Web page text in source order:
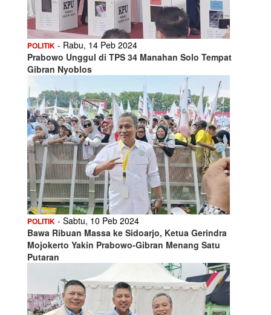
POLITIK - Rabu, 14 Peb 2024
Prabowo Unggul di TPS 34 Manahan Solo Tempat
Gibran Nyoblos
POLITIK - Sabtu, 10 Peb 2024
Bawa Ribuan Massa ke Sidoarjo, Ketua Gerindra
Mojokerto Yakin Prabowo-Gibran Menang Satu
Putaran